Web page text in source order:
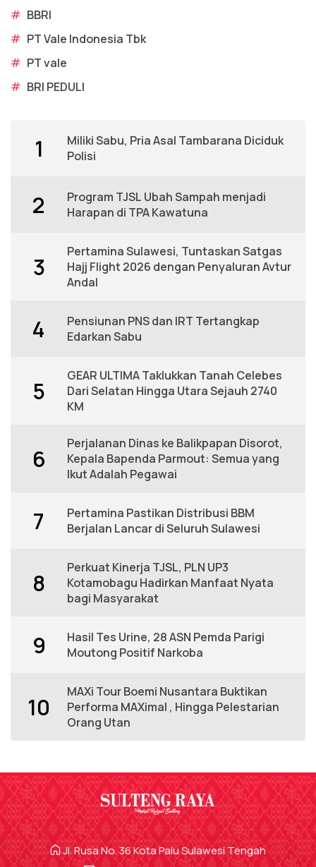
# BBRI
# PT Vale Indonesia Tbk
# PT vale
# BRI PEDULI
1
Miliki Sabu, Pria Asal Tambarana Diciduk
Polisi
2
Program TJSL Ubah Sampah menjadi
Harapan di TPA Kawatuna
3
Pertamina Sulawesi, Tuntaskan Satgas
Hajj Flight 2026 dengan Penyaluran Avtur
Andal
4
Pensiunan PNS dan IRT Tertangkap
Edarkan Sabu
5
GEAR ULTIMA Taklukkan Tanah Celebes
Dari Selatan Hingga Utara Sejauh 2740
KM
6
Perjalanan Dinas ke Balikpapan Disorot,
Kepala Bapenda Parmout: Semua yang
Ikut Adalah Pegawai
7
Pertamina Pastikan Distribusi BBM
Berjalan Lancar di Seluruh Sulawesi
8
Perkuat Kinerja TJSL, PLN UP3
Kotamobagu Hadirkan Manfaat Nyata
bagi Masyarakat
9
Hasil Tes Urine, 28 ASN Pemda Parigi
Moutong Positif Narkoba
10
MAXi Tour Boemi Nusantara Buktikan
Performa MAXimal , Hingga Pelestarian
Orang Utan
Jl. Rusa No. 36 Kota Palu Sulawesi Tengah